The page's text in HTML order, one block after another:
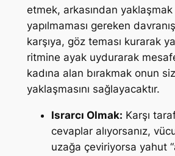
etmek, arkasından
yapılmaması gereken
karşıya, göz teması kurarak
ritmine ayak uydurarak
kadına alan bırakmak onun
yaklaşmasını sağlayacaktır.
Israrcı Olmak: Karşı
cevaplar alıyorsanız,
uzağa çeviriyorsa yahut